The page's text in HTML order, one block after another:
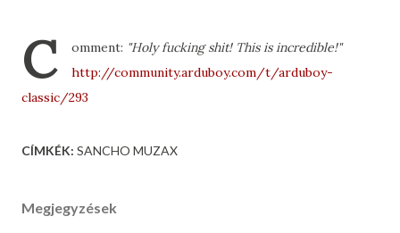
C omment: "Holy fucking shit! This is incredible!"
http://community.arduboy.com/t/arduboy-
classic/293
CÍMKÉK: SANCHO MUZAX
Megjegyzések